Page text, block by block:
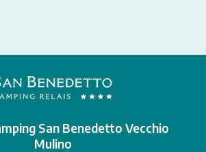
San Benedetto Vecchio
Mulino